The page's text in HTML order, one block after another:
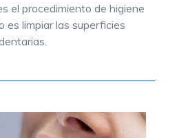
el procedimiento de higiene
es limpiar las superficies